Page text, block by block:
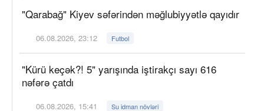
"Qarabağ" Kiyev səfərindən məğlubiyyətlə qayıdır
06.08.2026, 23:12 Futbol
"Kürü keçək?! 5" yarışında iştirakçı sayı 616
nəfərə çatdı
06.08.2026, 15:41 Su idman növləri